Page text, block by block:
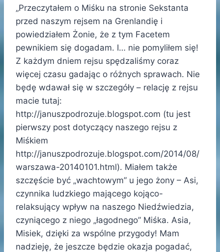
„Przeczytałem o Miśku na stronie Sekstanta
przed naszym rejsem na Grenlandię i
powiedziałem Żonie, że z tym Facetem
pewnikiem się dogadam. I… nie pomyliłem się!
Z każdym dniem rejsu spędzaliśmy coraz
więcej czasu gadając o różnych sprawach. Nie
będę wdawał się w szczegóły – relację z rejsu
macie tutaj:
http://januszpodrozuje.blogspot.com (tu jest
pierwszy post dotyczący naszego rejsu z
Miśkiem
http://januszpodrozuje.blogspot.com/2014/08/
warszawa-20140101.html). Miałem także
szczęście być „wachtowym” u jego żony – Asi,
czynnika ludzkiego mającego kojąco-
relaksujący wpływ na naszego Niedźwiedzia,
czyniącego z niego „łagodnego” Miśka. Asia,
Misiek, dzięki za wspólne przygody! Mam
nadzieję, że jeszcze będzie okazja pogadać,